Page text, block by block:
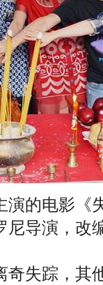
的电影《
尼导演，改
失踪，其